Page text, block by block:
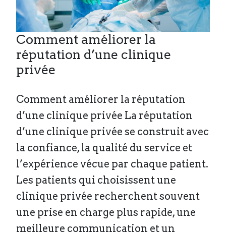
Comment améliorer la
réputation d’une clinique
privée
Comment améliorer la réputation
d’une clinique privée La réputation
d’une clinique privée se construit avec
la confiance, la qualité du service et
l’expérience vécue par chaque patient.
Les patients qui choisissent une
clinique privée recherchent souvent
une prise en charge plus rapide, une
meilleure communication et un